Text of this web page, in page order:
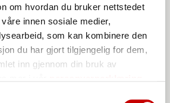
om hvordan du bruker nettstedet
innen sosiale medier,
som kan kombinere den
du har gjort tilgjengelig for dem,
inn gjennom din bruk av